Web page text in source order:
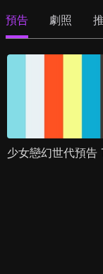
預告 劇照
少女戀幻世代預告